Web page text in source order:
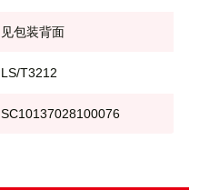
见包装背面
LS/T3212
SC10137028100076